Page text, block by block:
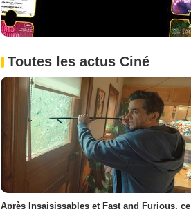
Toutes les actus Ciné
Après Insaisissables et Fast and Furious, ce